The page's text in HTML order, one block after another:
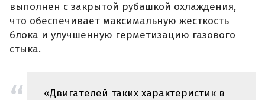
выполнен с закрытой рубашкой охлаждения,
что обеспечивает максимальную жесткость
блока и улучшенную герметизацию газового
стыка.
«Двигателей таких характеристик в